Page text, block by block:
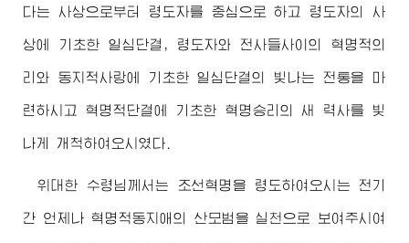
다는 사상으로부터 령도자를 중심으로 하고 령도자의 사
상에 기초한 일심단결, 령도자와 전사들사이의 혁명적의
리와 동지적사랑에 기초한 일심단결의 빛나는 전통을 마
련하시고 혁명적단결에 기초한 혁명승리의 새 력사를 빛
나게 개척하여오시였다.
위대한 수령님께서는 조선혁명을 령도하여오시는 전기
간 언제나 혁명적동지애의 산모범을 실천으로 보여주시여